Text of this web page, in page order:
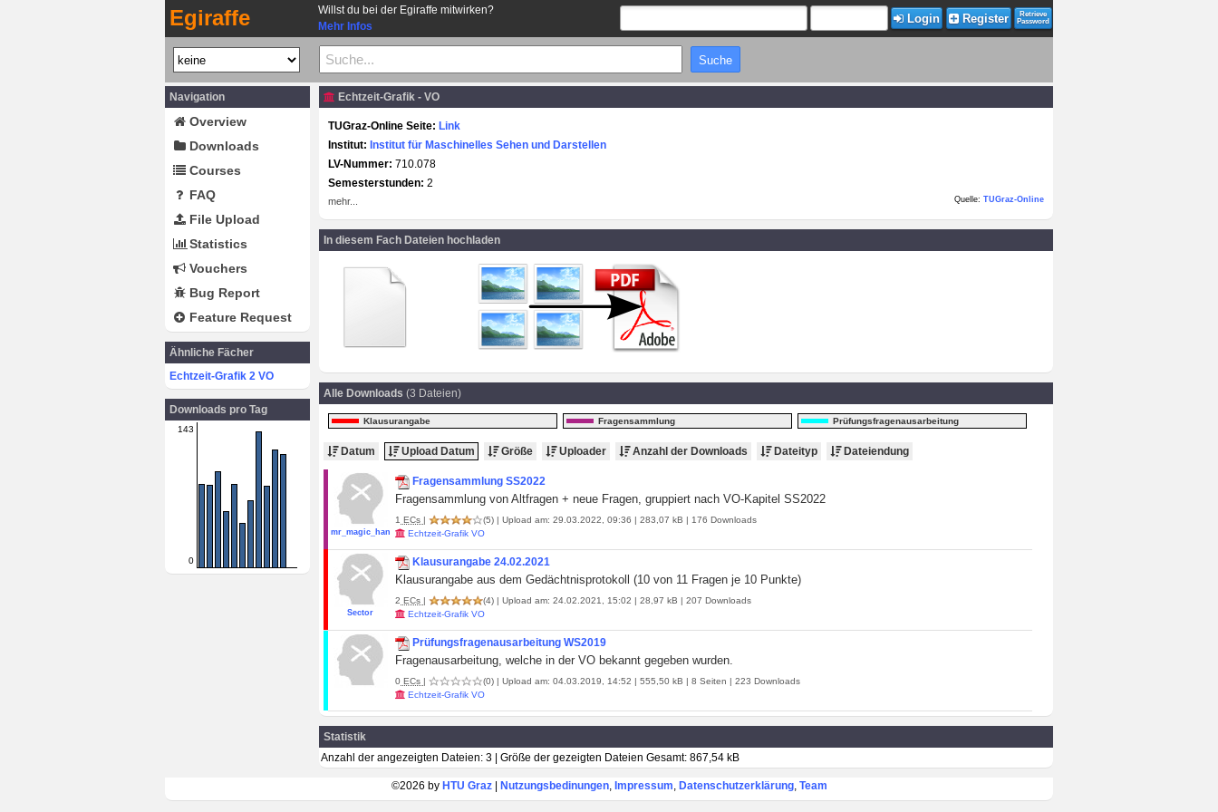
Egiraffe
Willst du bei der Egiraffe mitwirken?
Mehr Infos
Login Register
Retrieve
Password
Navigation
Overview
Downloads
Courses
FAQ
File Upload
Statistics
Vouchers
Bug Report
Feature Request
Ähnliche Fächer
Echtzeit-Grafik 2 VO
Downloads pro Tag
143
0
Echtzeit-Grafik - VO
TUGraz-Online Seite: Link
Institut: Institut für Maschinelles Sehen und Darstellen
LV-Nummer: 710.078
Semesterstunden: 2
mehr... Quelle: TUGraz-Online
In diesem Fach Dateien hochladen
Alle Downloads (3 Dateien)
Klausurangabe Fragensammlung Prüfungsfragenausarbeitung
Datum Upload Datum Größe Uploader Anzahl der Downloads Dateityp Dateiendung
mr_magic_hands
Fragensammlung SS2022
Fragensammlung von Altfragen + neue Fragen, gruppiert nach VO-Kapitel SS2022
1 ECs | (5) | Upload am: 29.03.2022, 09:36 | 283,07 kB | 176 Downloads
Echtzeit-Grafik VO
Sector
Klausurangabe 24.02.2021
Klausurangabe aus dem Gedächtnisprotokoll (10 von 11 Fragen je 10 Punkte)
2 ECs | (4) | Upload am: 24.02.2021, 15:02 | 28,97 kB | 207 Downloads
Echtzeit-Grafik VO
Prüfungsfragenausarbeitung WS2019
Fragenausarbeitung, welche in der VO bekannt gegeben wurden.
0 ECs | (0) | Upload am: 04.03.2019, 14:52 | 555,50 kB | 8 Seiten | 223 Downloads
Echtzeit-Grafik VO
Statistik
Anzahl der angezeigten Dateien: 3 | Größe der gezeigten Dateien Gesamt: 867,54 kB
©2026 by HTU Graz| Nutzungsbedinungen, Impressum, Datenschutzerklärung, Team